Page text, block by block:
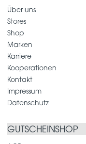
Über uns
Stores
Shop
Marken
Karriere
Kooperationen
Kontakt
Impressum
Datenschutz
GUTSCHEINSHOP